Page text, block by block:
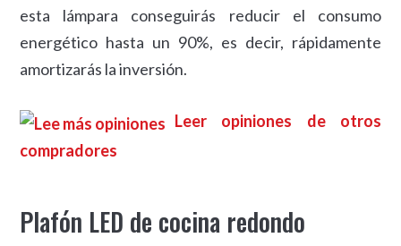
esta lámpara conseguirás reducir el consumo
energético hasta un 90%, es decir, rápidamente
amortizarás la inversión.
Leer opiniones de otros
compradores
Plafón LED de cocina redondo